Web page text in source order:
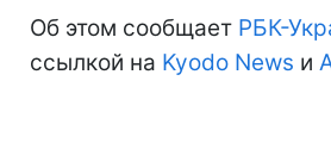
Об этом сообщает РБК-
ссылкой на Kyodo News и